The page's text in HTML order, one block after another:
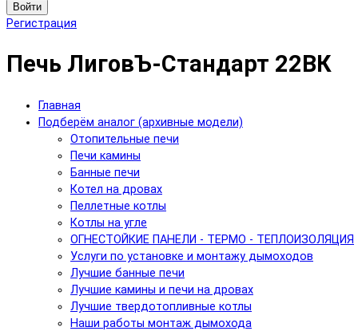
Войти
Регистрация
Печь ЛиговЪ-Стандарт 22ВК
Главная
Подберём аналог (архивные модели)
Отопительные печи
Печи камины
Банные печи
Котел на дровах
Пеллетные котлы
Котлы на угле
ОГНЕСТОЙКИЕ ПАНЕЛИ - ТЕРМО - ТЕПЛОИЗОЛЯЦИЯ
Услуги по установке и монтажу дымоходов
Лучшие банные печи
Лучшие камины и печи на дровах
Лучшие твердотопливные котлы
Наши работы монтаж дымохода